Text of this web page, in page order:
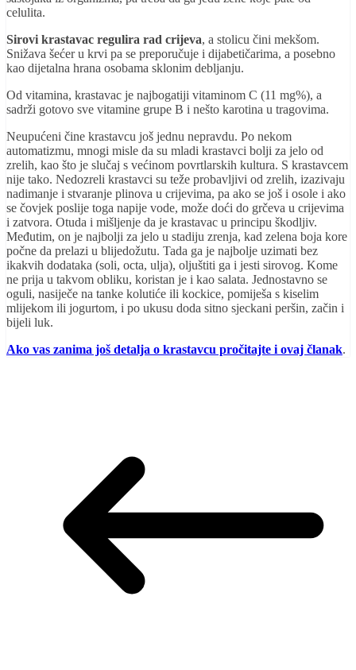
celulita.
Sirovi krastavac regulira rad crijeva, a stolicu čini mekšom.
Snižava šećer u krvi pa se preporučuje i dijabetičarima, a posebno
kao dijetalna hrana osobama sklonim debljanju.
Od vitamina, krastavac je najbogatiji vitaminom C (11 mg%), a
sadrži gotovo sve vitamine grupe B i nešto karotina u tragovima.
Neupućeni čine krastavcu još jednu nepravdu. Po nekom
automatizmu, mnogi misle da su mladi krastavci bolji za jelo od
zrelih, kao što je slučaj s većinom povrtlarskih kultura. S krastavcem
nije tako. Nedozreli krastavci su teže probavljivi od zrelih, izazivaju
nadimanje i stvaranje plinova u crijevima, pa ako se još i osole i ako
se čovjek poslije toga napije vode, može doći do grčeva u crijevima
i zatvora. Otuda i mišljenje da je krastavac u principu škodljiv.
Međutim, on je najbolji za jelo u stadiju zrenja, kad zelena boja kore
počne da prelazi u blijedožutu. Tada ga je najbolje uzimati bez
ikakvih dodataka (soli, octa, ulja), oljuštiti ga i jesti sirovog. Kome
ne prija u takvom obliku, koristan je i kao salata. Jednostavno se
oguli, nasiječe na tanke kolutiće ili kockice, pomiješa s kiselim
mlijekom ili jogurtom, i po ukusu doda sitno sjeckani peršin, začin i
bijeli luk.
Ako vas zanima još detalja o krastavcu pročitajte i ovaj članak.